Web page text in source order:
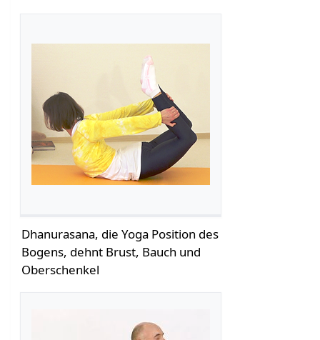
Dhanurasana, die Yoga Position des
Bogens, dehnt Brust, Bauch und
Oberschenkel